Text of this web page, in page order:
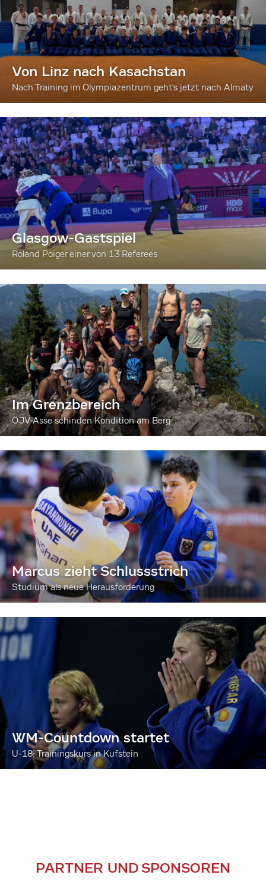
Von Linz nach Kasachstan
Nach Training im Olympiazentrum geht's jetzt nach Almaty
Glasgow-Gastspiel
Roland Poiger einer von 13 Referees
Im Grenzbereich
ÖJV-Asse schinden Kondition am Berg
Marcus zieht Schlussstrich
Studium als neue Herausforderung
WM-Countdown startet
U-18: Trainingskurs in Kufstein
PARTNER UND SPONSOREN